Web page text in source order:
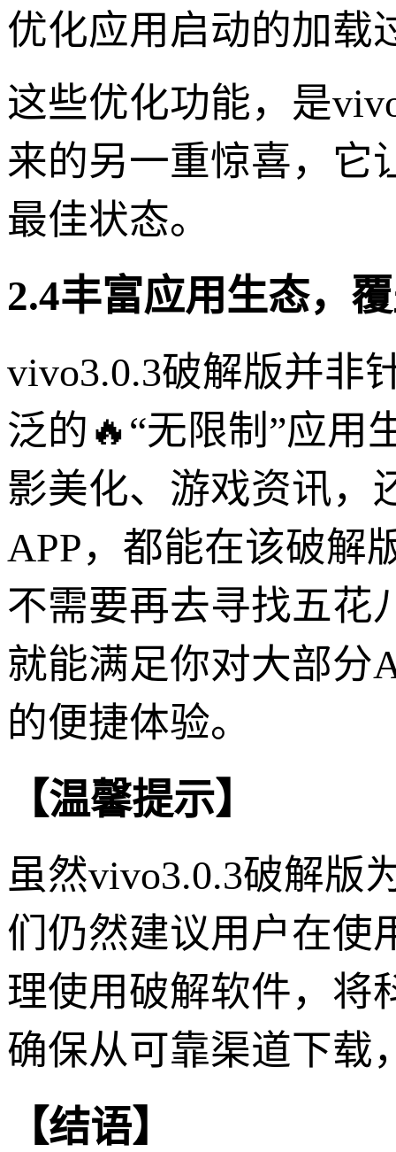
优化应用启动的加载
这些优化功能，是
来的另一重惊喜，它
最佳状态。
2.4丰富应用生态，
vivo3.0.3破解版并非
泛的🔥“无限制”应用
影美化、游戏资讯，
APP，都能在该破解
不需要再去寻找五花
就能满足你对大部分
的便捷体验。
【温馨提示】
虽然vivo3.0.3破解版
们仍然建议用户在使
理使用破解软件，将
确保从可靠渠道下载
【结语】